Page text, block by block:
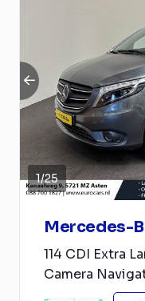
1/25
Mercedes-
114 CDI Extra
Camera